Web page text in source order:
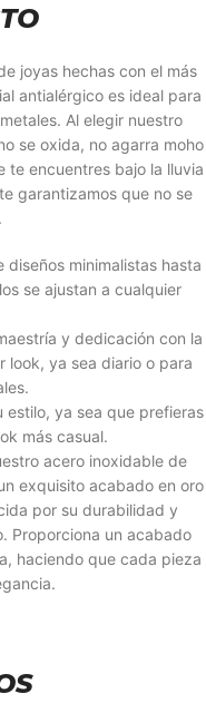
joyas hechas con el más
antialérgico es ideal para
Al elegir nuestro
se oxida, no agarra moho
te encuentres bajo la lluvia
garantizamos que no se
diseños minimalistas hasta
se ajustan a cualquier
y dedicación con la
look, ya sea diario o para
estilo, ya sea que prefieras
más casual.
acero inoxidable de
exquisito acabado en oro
por su durabilidad y
Proporciona un acabado
haciendo que cada pieza